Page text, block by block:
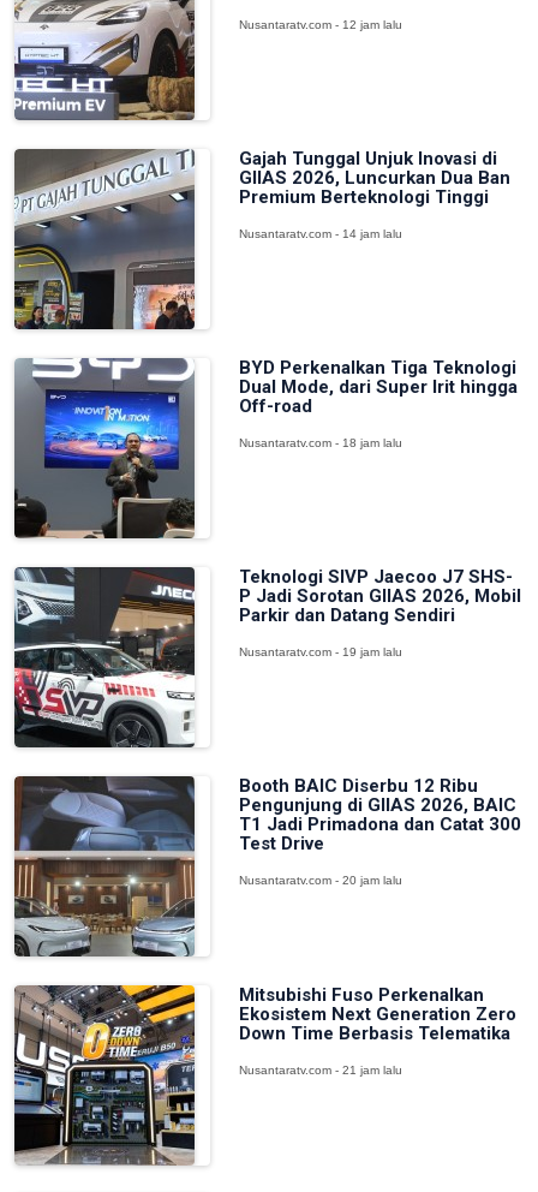
Nusantaratv.com - 12 jam lalu
Gajah Tunggal Unjuk Inovasi di
GIIAS 2026, Luncurkan Dua Ban
Premium Berteknologi Tinggi
Nusantaratv.com - 14 jam lalu
BYD Perkenalkan Tiga Teknologi
Dual Mode, dari Super Irit hingga
Off-road
Nusantaratv.com - 18 jam lalu
Teknologi SIVP Jaecoo J7 SHS-
P Jadi Sorotan GIIAS 2026, Mobil
Parkir dan Datang Sendiri
Nusantaratv.com - 19 jam lalu
Booth BAIC Diserbu 12 Ribu
Pengunjung di GIIAS 2026, BAIC
T1 Jadi Primadona dan Catat 300
Test Drive
Nusantaratv.com - 20 jam lalu
Mitsubishi Fuso Perkenalkan
Ekosistem Next Generation Zero
Down Time Berbasis Telematika
Nusantaratv.com - 21 jam lalu